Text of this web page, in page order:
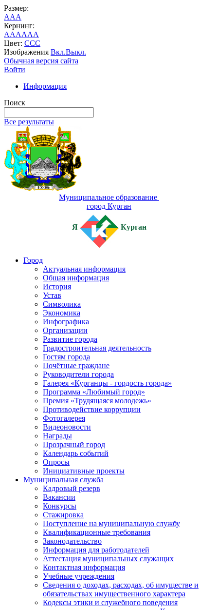
Размер:
AAA
Кернинг:
AAAAAA
Цвет: CCC
Изображения Вкл.Выкл.
Обычная версия сайта
Войти
Информация
Поиск
Все результаты
Муниципальное образование
город Курган
Я Курган
Город
Актуальная информация
Общая информация
История
Устав
Символика
Экономика
Инфографика
Организации
Развитие города
Градостроительная деятельность
Гостям города
Почётные граждане
Руководители города
Галерея «Курганцы - гордость города»
Программа «Любимый город»
Премия «Трудящаяся молодежь»
Противодействие коррупции
Фотогалерея
Видеоновости
Награды
Прозрачный город
Календарь событий
Опросы
Инициативные проекты
Муниципальная служба
Кадровый резерв
Вакансии
Конкурсы
Стажировка
Поступление на муниципальную службу
Квалификационные требования
Законодательство
Информация для работодателей
Аттестация муниципальных служащих
Контактная информация
Учебные учреждения
Сведения о доходах, расходах, об имуществе и
обязательствах имущественного характера
Кодексы этики и служебного поведения